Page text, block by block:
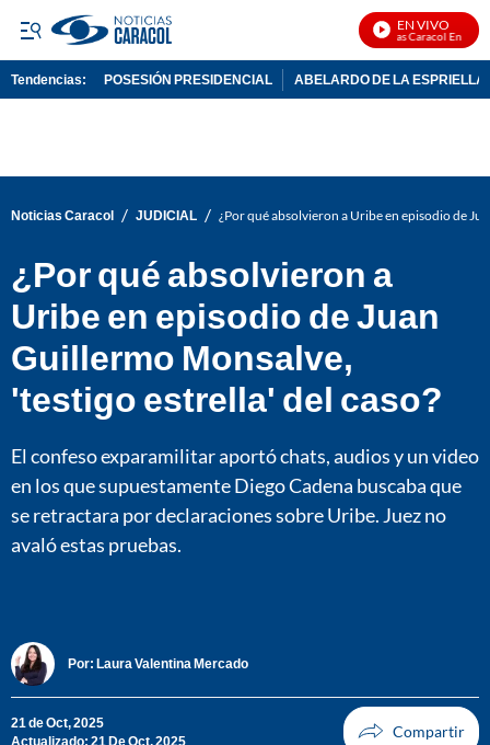
EN VIVO
Noticias Caracol En Vivo
Tendencias: POSESIÓN PRESIDENCIAL ABELARDO DE LA ESPRIELLA
Noticias Caracol / JUDICIAL / ¿Por qué absolvieron a Uribe en episodio de
¿Por qué absolvieron a
Uribe en episodio de Juan
Guillermo Monsalve,
'testigo estrella' del caso?
El confeso exparamilitar aportó chats, audios y un video
en los que supuestamente Diego Cadena buscaba que
se retractara por declaraciones sobre Uribe. Juez no
avaló estas pruebas.
Por: Laura Valentina Mercado
21 de Oct, 2025
Actualizado: 21 De Oct, 2025